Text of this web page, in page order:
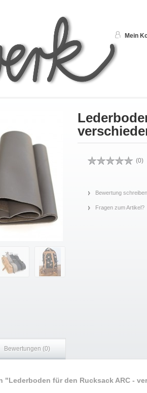
Mein
(0)
Bewertung schreiben
Fragen zum Artikel?
Bewertungen (0)
"Lederboden für den Rucksack ARC -